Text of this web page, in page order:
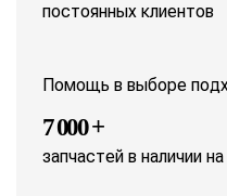
постоянных клиентов
Помощь в выборе
7 000 +
запчастей в наличии